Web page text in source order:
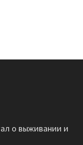
о выживании и